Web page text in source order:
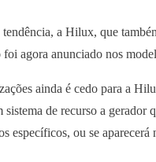
tendência, a Hilux, que
agora anunciado nos
ainda é cedo para a
sistema de recurso a
específicos, ou se